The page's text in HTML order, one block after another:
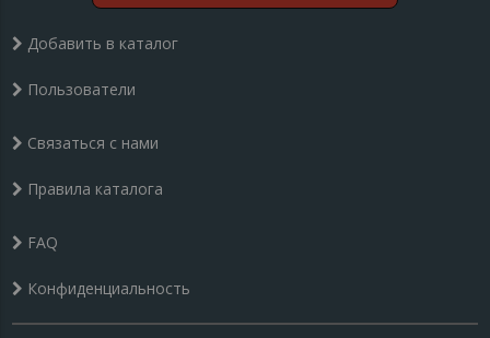
Добавить в каталог
Пользователи
Связаться с нами
Правила каталога
FAQ
Конфиденциальность